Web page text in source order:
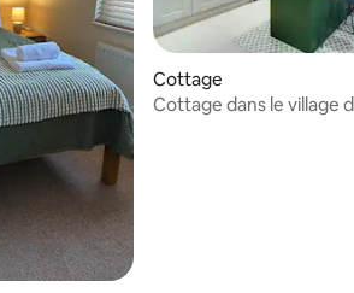
Cottage
Cottage dans le village